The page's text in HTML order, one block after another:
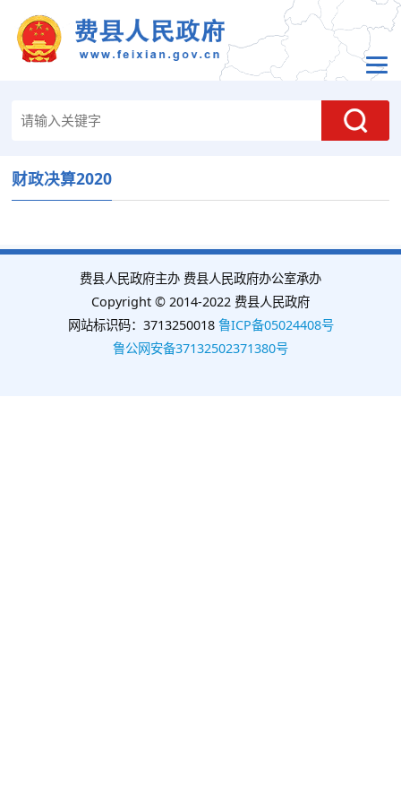
财政决算2020
费县人民政府主办 费县人民政府办公室承办
Copyright © 2014-2022 费县人民政府
网站标识码：3713250018 鲁ICP备05024408号
鲁公网安备37132502371380号